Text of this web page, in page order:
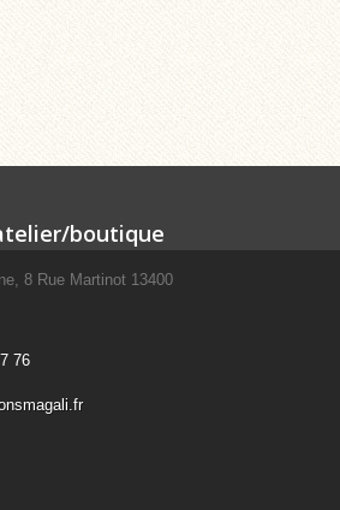
boutique
8 Rue Martinot 13400
76